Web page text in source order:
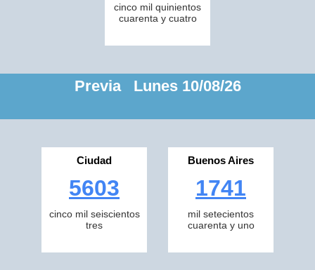
cinco mil quinientos
cuarenta y cuatro
Previa Lunes 10/08/26
Ciudad
5603
cinco mil seiscientos
tres
Buenos Aires
1741
mil setecientos
cuarenta y uno